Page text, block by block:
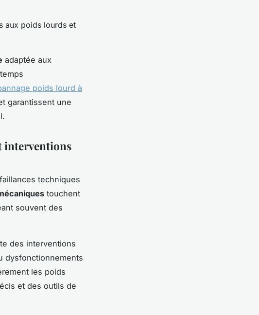
aux poids lourds et
adaptée aux
poids lourd à
garantissent une
interventions
techniques
touchent
souvent des
des interventions
dysfonctionnements
les poids
et des outils de